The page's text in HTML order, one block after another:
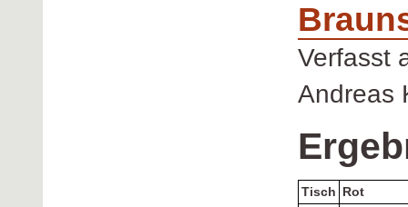
Verfasst
Andreas
Tisch
Rot